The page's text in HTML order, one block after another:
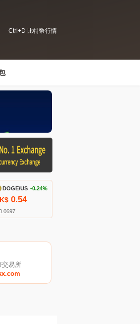
Ctrl+D 比特幣行情
DOGE/US -0.24%
0.54
交易所